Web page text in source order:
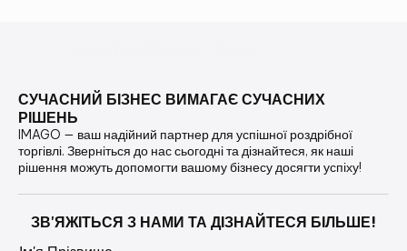
СУЧАСНИЙ БІЗНЕС ВИМАГАЄ СУЧАСНИХ
РІШЕНЬ
IMAGO — ваш надійний партнер для успішної роздрібної
торгівлі. Зверніться до нас сьогодні та дізнайтеся, як наші
рішення можуть допомогти вашому бізнесу досягти успіху!
ЗВ'ЯЖІТЬСЯ З НАМИ ТА ДІЗНАЙТЕСЯ БІЛЬШЕ!